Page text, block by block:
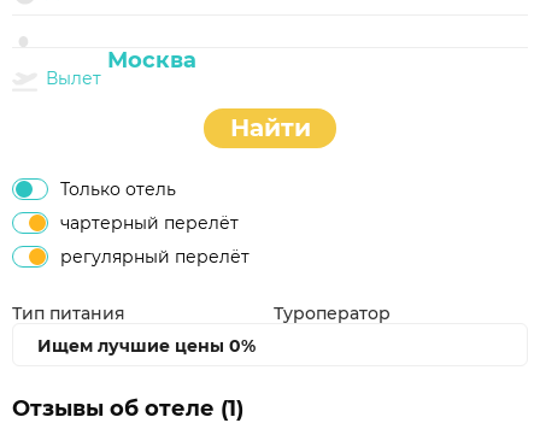
Вылет
Найти
Только отель
чартерный перелёт
регулярный перелёт
Тип питания
Туроператор
Ищем лучшие цены 0%
Отзывы об отеле (1)